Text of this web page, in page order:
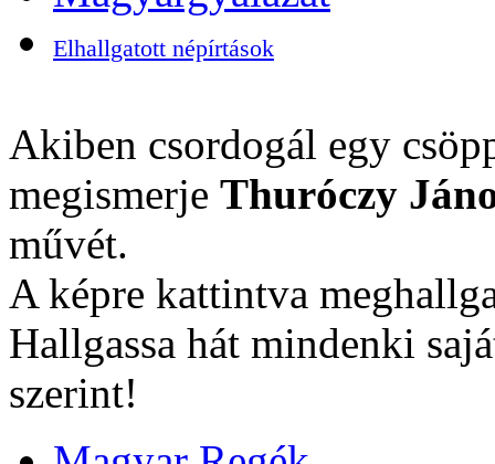
Elhallgatott népírtások
Akiben csordogál egy
megismerje Thuróczy
művét.
A képre kattintva
Hallgassa hát mindenki
szerint!